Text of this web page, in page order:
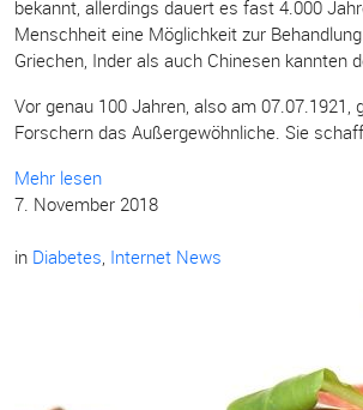
bekannt, allerdings dauert es fast 4.000
Menschheit eine Möglichkeit zur
Griechen, Inder als auch Chinesen kannten
Vor genau 100 Jahren, also am 07.07.1921,
Forschern das Außergewöhnliche. Sie
Mehr lesen
7. November 2018
in Diabetes, Internet News